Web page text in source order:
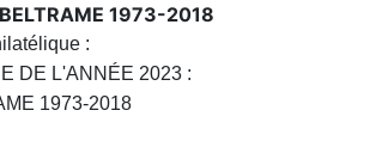
1973-2018
:
DE L'ANNÉE 2023 :
1973-2018